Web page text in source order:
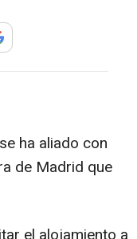
ha aliado con
de Madrid que